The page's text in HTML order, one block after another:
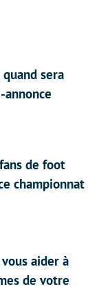
sera
de foot
championnat
aider à
de votre